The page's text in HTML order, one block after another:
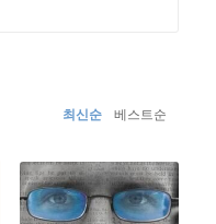
최신순 베스트순